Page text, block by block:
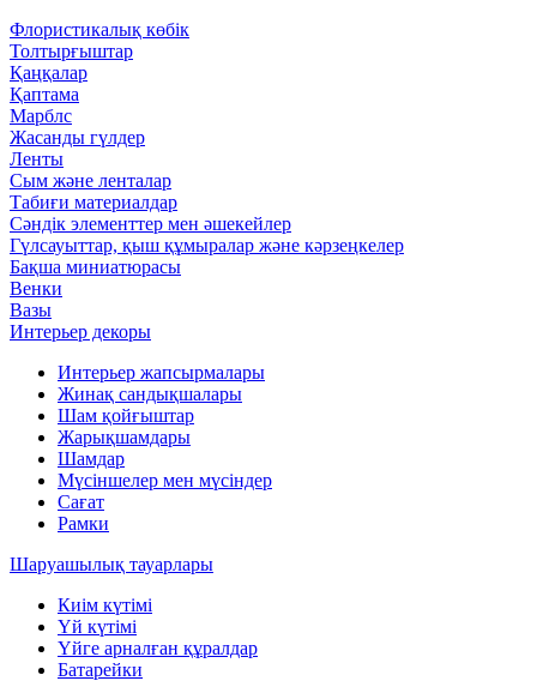
Флористикалық көбік
Толтырғыштар
Қаңқалар
Қаптама
Марблс
Жасанды гүлдер
Ленты
Сым және ленталар
Табиғи материалдар
Сәндік элементтер мен әшекейлер
Гүлсауыттар, қыш құмыралар және кәрзеңкелер
Бақша миниатюрасы
Венки
Вазы
Интерьер декоры
Интерьер жапсырмалары
Жинақ сандықшалары
Шам қойғыштар
Жарықшамдары
Шамдар
Мүсіншелер мен мүсіндер
Сағат
Рамки
Шаруашылық тауарлары
Киім күтімі
Үй күтімі
Үйге арналған құралдар
Батарейки